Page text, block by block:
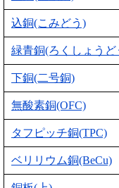
込銅(こみどう)
緑青銅(ろくしょうど
下銅(二号銅)
無酸素銅(OFC)
タフピッチ銅(TPC)
ベリリウム銅(BeCu)